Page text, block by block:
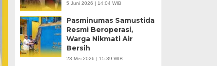
5 Juni 2026 | 14:04 WIB
Pasminumas Samustida
Resmi Beroperasi,
Warga Nikmati Air
Bersih
23 Mei 2026 | 15:39 WIB